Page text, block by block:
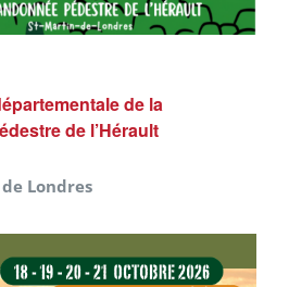
de la
de l’Hérault
Londres